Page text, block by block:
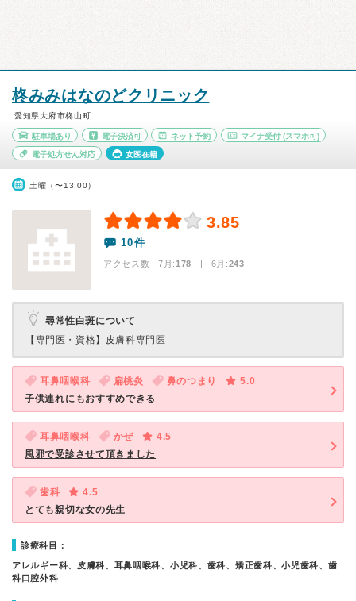
柊みみはなのどクリニック
愛知県大府市柊山町
駐車場あり 電子決済可 ネット予約 マイナ受付 (スマホ可)
電子処方せん対応 女医在籍
土曜（〜13:00）
3.85
10件
アクセス数 7月:178 | 6月:243
尋常性白斑について
【専門医・資格】 皮膚科専門医
耳鼻咽喉科 扁桃炎 鼻のつまり
5.0
子供連れにもおすすめできる
耳鼻咽喉科 かぜ
4.5
風邪で受診させて頂きました
歯科
4.5
とても親切な女の先生
診療科目：
アレルギー科、皮膚科、耳鼻咽喉科、小児科、歯科、矯正歯科、小児歯科、歯
科口腔外科